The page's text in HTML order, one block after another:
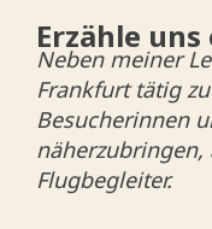
Erzähle
Neben meiner
Frankfurt tätig
Besucherinnen
näherzubringen,
Flugbegleiter.